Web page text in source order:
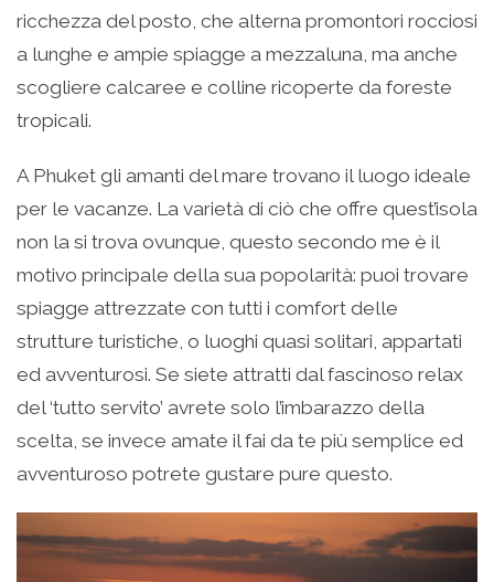
ricchezza del posto, che alterna promontori rocciosi
a lunghe e ampie spiagge a mezzaluna, ma anche
scogliere calcaree e colline ricoperte da foreste
tropicali.
A Phuket gli amanti del mare trovano il luogo ideale
per le vacanze. La varietà di ciò che offre quest’isola
non la si trova ovunque, questo secondo me è il
motivo principale della sua popolarità: puoi trovare
spiagge attrezzate con tutti i comfort delle
strutture turistiche, o luoghi quasi solitari, appartati
ed avventurosi. Se siete attratti dal fascinoso relax
del ‘tutto servito’ avrete solo l’imbarazzo della
scelta, se invece amate il fai da te più semplice ed
avventuroso potrete gustare pure questo.